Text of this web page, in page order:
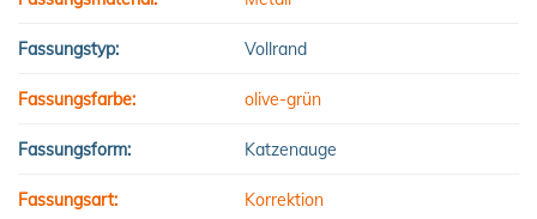
Fassungstyp: Vollrand
Fassungsfarbe: olive-grün
Fassungsform: Katzenauge
Fassungsart: Korrektion